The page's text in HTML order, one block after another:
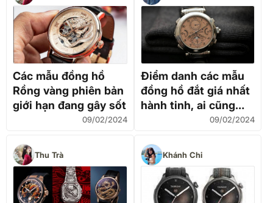
Các mẫu đồng hồ
Rồng vàng phiên bản
giới hạn đang gây sốt
09/02/2024
Điểm danh các mẫu
đồng hồ đắt giá nhất
hành tinh, ai cũng
ước một lần được đeo
09/02/2024
Thu Trà Khánh Chi